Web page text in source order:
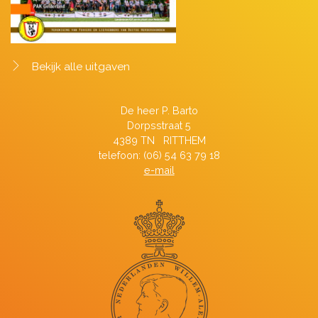
Bekijk alle uitgaven
De heer P. Barto
Dorpsstraat 5
4389 TN RITTHEM
telefoon: (06) 54 63 79 18
e-mail